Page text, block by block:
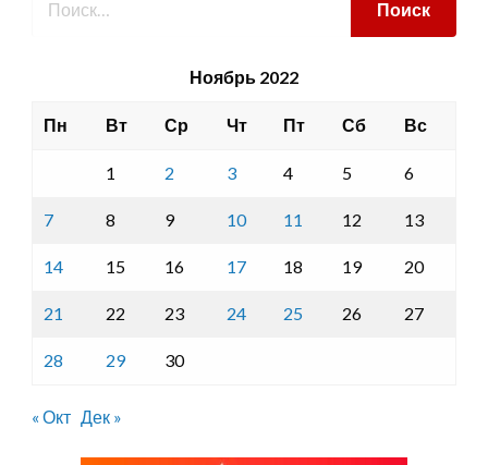
Ноябрь 2022
Пн Вт Ср Чт Пт Сб Вс
1 2 3 4 5 6
7 8 9 10 11 12 13
14 15 16 17 18 19 20
21 22 23 24 25 26 27
28 29 30
« Окт Дек »